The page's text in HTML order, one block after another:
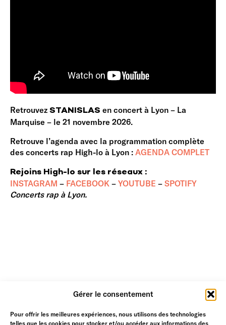
Gérer le consentement
Pour offrir les meilleures expériences, nous utilisons des technologies
telles que les cookies pour stocker et/ou accéder aux informations des
Retrouvez STANISLAS en concert à Lyon – La
Marquise – le 21 novembre 2026.
Retrouve l’agenda avec la programmation complète
des concerts rap High-lo à Lyon : AGENDA COMPLET
Rejoins High-lo sur les réseaux :
INSTAGRAM – FACEBOOK – YOUTUBE – SPOTIFY
Concerts rap à Lyon.